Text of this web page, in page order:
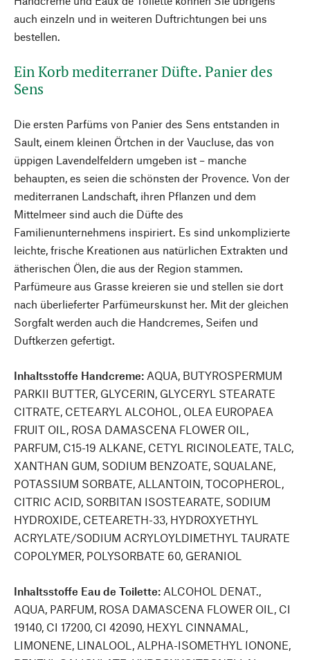
auch einzeln und in weiteren Duftrichtungen bei uns
bestellen.
Ein Korb mediterraner Düfte. Panier des
Sens
Die ersten Parfüms von Panier des Sens entstanden in
Sault, einem kleinen Örtchen in der Vaucluse, das von
üppigen Lavendelfeldern umgeben ist – manche
behaupten, es seien die schönsten der Provence. Von der
mediterranen Landschaft, ihren Pflanzen und dem
Mittelmeer sind auch die Düfte des
Familienunternehmens inspiriert. Es sind unkomplizierte
leichte, frische Kreationen aus natürlichen Extrakten und
ätherischen Ölen, die aus der Region stammen.
Parfümeure aus Grasse kreieren sie und stellen sie dort
nach überlieferter Parfümeurskunst her. Mit der gleichen
Sorgfalt werden auch die Handcremes, Seifen und
Duftkerzen gefertigt.
Inhaltsstoffe Handcreme: AQUA, BUTYROSPERMUM
PARKII BUTTER, GLYCERIN, GLYCERYL STEARATE
CITRATE, CETEARYL ALCOHOL, OLEA EUROPAEA
FRUIT OIL, ROSA DAMASCENA FLOWER OIL,
PARFUM, C15-19 ALKANE, CETYL RICINOLEATE, TALC,
XANTHAN GUM, SODIUM BENZOATE, SQUALANE,
POTASSIUM SORBATE, ALLANTOIN, TOCOPHEROL,
CITRIC ACID, SORBITAN ISOSTEARATE, SODIUM
HYDROXIDE, CETEARETH-33, HYDROXYETHYL
ACRYLATE/SODIUM ACRYLOYLDIMETHYL TAURATE
COPOLYMER, POLYSORBATE 60, GERANIOL
Inhaltsstoffe Eau de Toilette: ALCOHOL DENAT.,
AQUA, PARFUM, ROSA DAMASCENA FLOWER OIL, CI
19140, CI 17200, CI 42090, HEXYL CINNAMAL,
LIMONENE, LINALOOL, ALPHA-ISOMETHYL IONONE,